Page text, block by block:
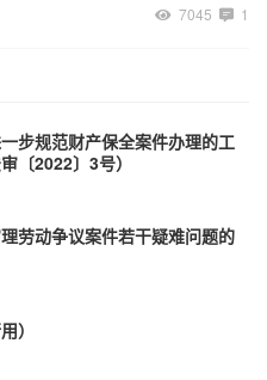
7045 1
步规范财产保全案件办理的工
〔2022〕3号）
劳动争议案件若干疑难问题的
）